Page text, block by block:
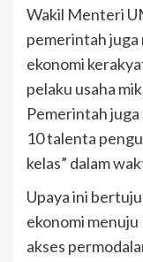
Wakil Menteri
pemerintah
ekonomi
pelaku usaha
Pemerintah
10 talenta
kelas” dalam
Upaya ini
ekonomi menuju
akses